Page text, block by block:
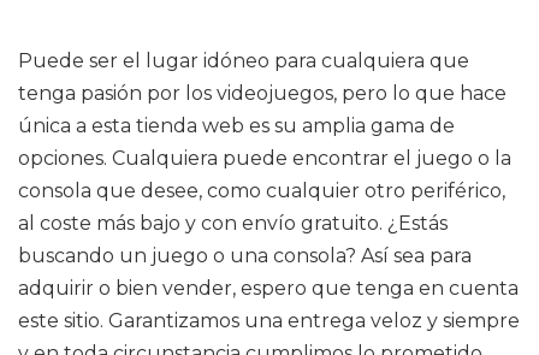
Puede ser el lugar idóneo para cualquiera que
tenga pasión por los videojuegos, pero lo que hace
única a esta tienda web es su amplia gama de
opciones. Cualquiera puede encontrar el juego o la
consola que desee, como cualquier otro periférico,
al coste más bajo y con envío gratuito. ¿Estás
buscando un juego o una consola? Así sea para
adquirir o bien vender, espero que tenga en cuenta
este sitio. Garantizamos una entrega veloz y siempre